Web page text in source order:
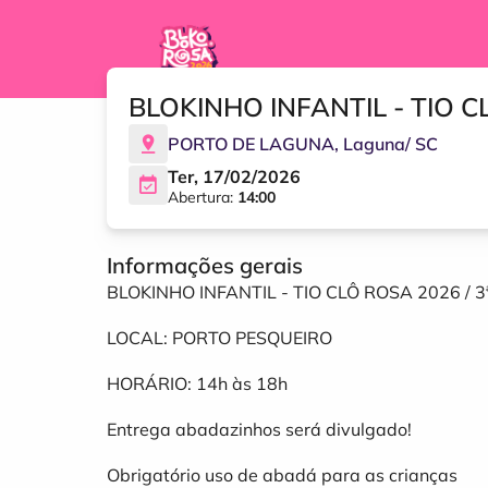
BLOKINHO INFANTIL - TIO
PORTO DE LAGUNA, Laguna/ SC
Ter, 17/02/2026
Abertura: 14:00
Informações gerais
BLOKINHO INFANTIL - TIO CLÔ ROSA 2026 /
LOCAL: PORTO PESQUEIRO
HORÁRIO: 14h às 18h
Entrega abadazinhos será divulgado!
Obrigatório uso de abadá para as crianças